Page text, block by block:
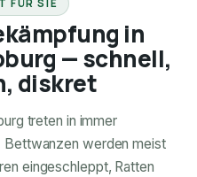
FÜR SIE
in
— schnell,
diskret
treten in immer
Bettwanzen werden meist
eingeschleppt, Ratten